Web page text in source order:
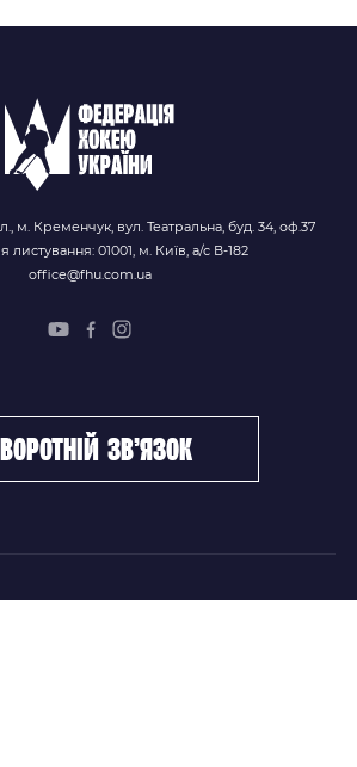
м. Кременчук, вул. Театральна, буд. 34, оф.37
листування: 01001, м. Київ, а/с В-182
office@fhu.com.ua
зв’язок